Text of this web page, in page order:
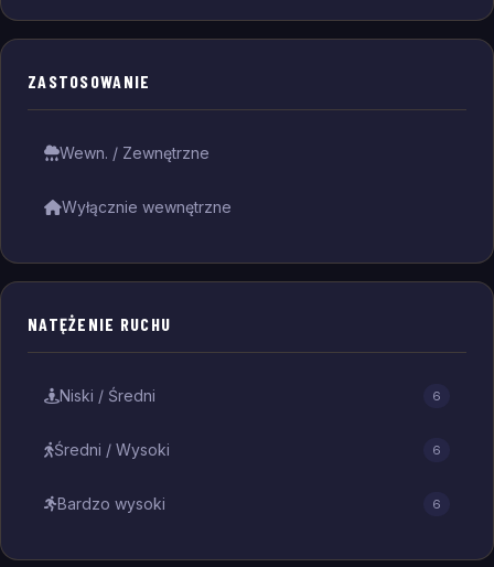
ZASTOSOWANIE
Wewn. / Zewnętrzne
Wyłącznie wewnętrzne
NATĘŻENIE RUCHU
Niski / Średni 6
Średni / Wysoki 6
Bardzo wysoki 6